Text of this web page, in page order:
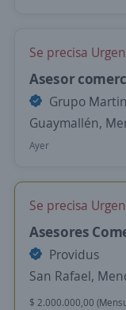
Se precisa
Asesor
Grupo
Guaymallén,
Ayer
Se precisa
Asesores
Providus
San Rafael,
$ 2.000.000,00